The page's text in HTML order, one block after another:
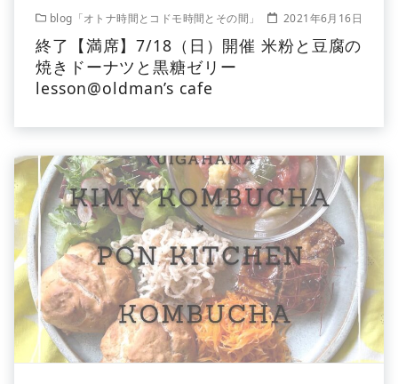
blog「オトナ時間とコドモ時間とその間」 2021年6月16日
終了【満席】7/18（日）開催 米粉と豆腐の
焼きドーナツと黒糖ゼリー
lesson@oldman’s cafe